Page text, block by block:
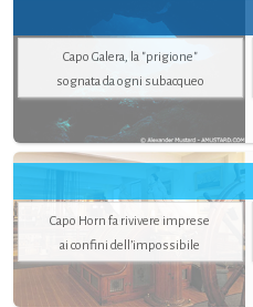
Capo Galera, la "prigione"
sognata da ogni subacqueo
Capo Horn fa rivivere imprese
ai confini dell’impossibile